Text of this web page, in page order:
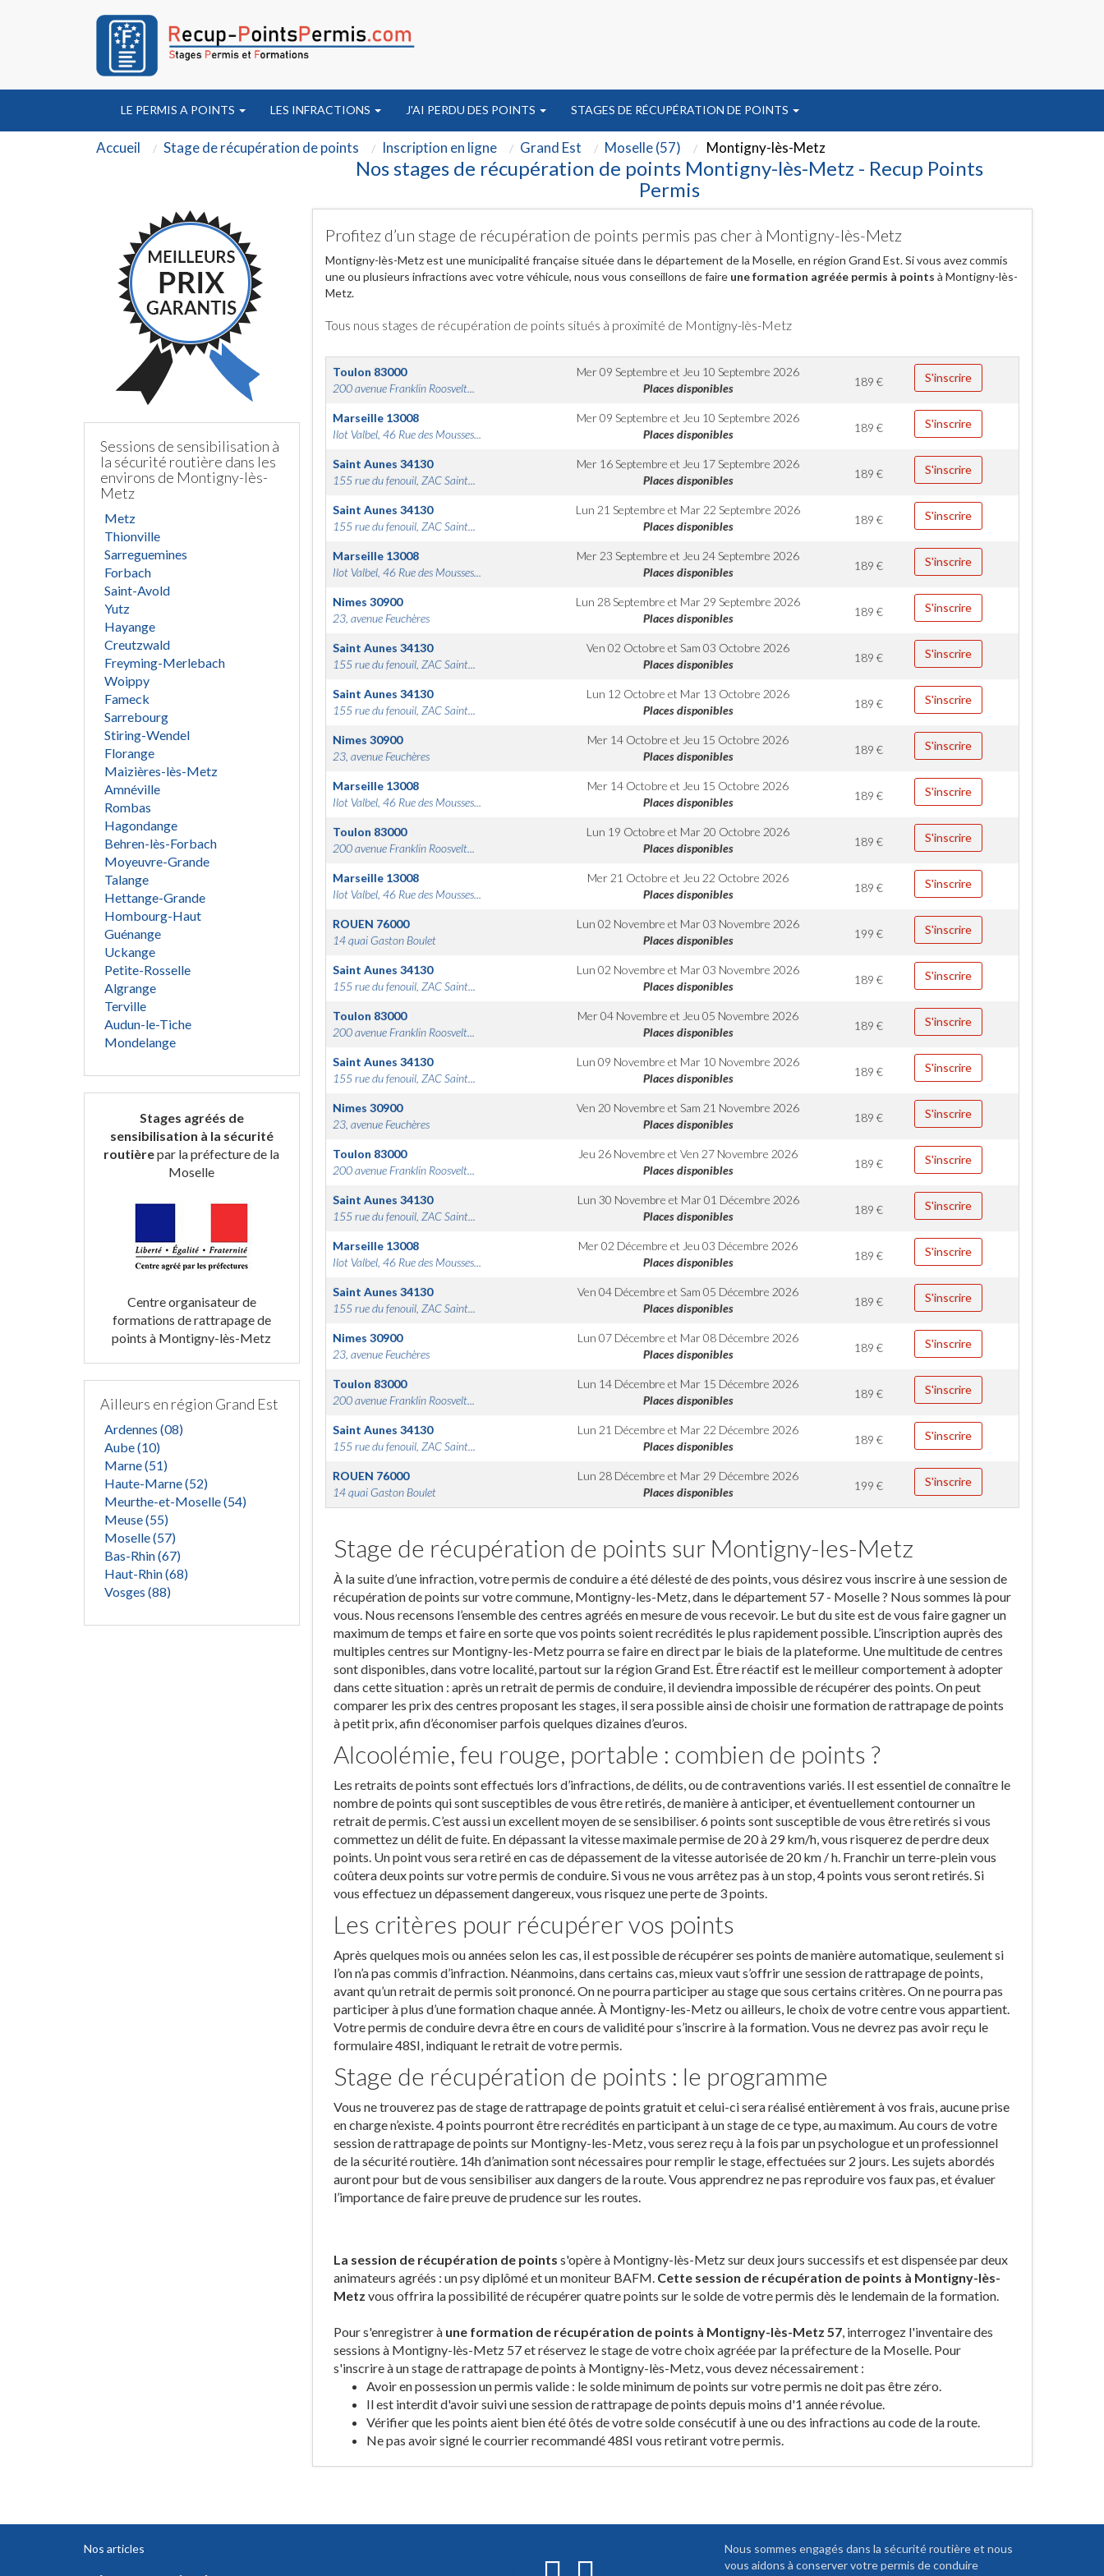
LE PERMIS A POINTS LES INFRACTIONS J'AI PERDU DES POINTS STAGES DE RÉCUPÉRATION DE POINTS
Accueil Stage de récupération de points Inscription en ligne Grand Est Moselle (57) Montigny-lès-Metz
Nos stages de récupération de points Montigny-lès-Metz - Recup Points
Permis
Sessions de sensibilisation à
la sécurité routière dans les
environs de Montigny-lès-
Metz
Metz
Thionville
Sarreguemines
Forbach
Saint-Avold
Yutz
Hayange
Creutzwald
Freyming-Merlebach
Woippy
Fameck
Sarrebourg
Stiring-Wendel
Florange
Maizières-lès-Metz
Amnéville
Rombas
Hagondange
Behren-lès-Forbach
Moyeuvre-Grande
Talange
Hettange-Grande
Hombourg-Haut
Guénange
Uckange
Petite-Rosselle
Algrange
Terville
Audun-le-Tiche
Mondelange
Stages agréés de
sensibilisation à la sécurité
routièrepar la préfecture de la
Moselle
Centre organisateur de
formations de rattrapage de
points à Montigny-lès-Metz
Ailleurs en région Grand Est
Ardennes (08)
Aube (10)
Marne (51)
Haute-Marne (52)
Meurthe-et-Moselle (54)
Meuse (55)
Moselle (57)
Bas-Rhin (67)
Haut-Rhin (68)
Vosges (88)
Profitez d’un stage de récupération de points permis pas cher à Montigny-lès-Metz
Montigny-lès-Metz est une municipalité française située dans le département de la Moselle, en région Grand Est. Si vous avez commis
une ou plusieurs infractions avec votre véhicule, nous vous conseillons de faire une formation agréée permis à points à Montigny-lès-
Metz.
Tous nous stages de récupération de points situés à proximité de Montigny-lès-Metz
Toulon 83000
200 avenue Franklin Roosvelt...
Mer 09 Septembre et Jeu 10 Septembre 2026
Places disponibles
189€ S'inscrire
Marseille 13008
Ilot Valbel, 46 Rue des Mousses...
Mer 09 Septembre et Jeu 10 Septembre 2026
Places disponibles
189€ S'inscrire
Saint Aunes 34130
155 rue du fenouil, ZAC Saint...
Mer 16 Septembre et Jeu 17 Septembre 2026
Places disponibles
189€ S'inscrire
Saint Aunes 34130
155 rue du fenouil, ZAC Saint...
Lun 21 Septembre et Mar 22 Septembre 2026
Places disponibles
189€ S'inscrire
Marseille 13008
Ilot Valbel, 46 Rue des Mousses...
Mer 23 Septembre et Jeu 24 Septembre 2026
Places disponibles
189€ S'inscrire
Nimes 30900
23, avenue Feuchères
Lun 28 Septembre et Mar 29 Septembre 2026
Places disponibles
189€ S'inscrire
Saint Aunes 34130
155 rue du fenouil, ZAC Saint...
Ven 02 Octobre etSam 03 Octobre 2026
Places disponibles
189€ S'inscrire
Saint Aunes 34130
155 rue du fenouil, ZAC Saint...
Lun 12 Octobre et Mar 13 Octobre 2026
Places disponibles
189€ S'inscrire
Nimes 30900
23, avenue Feuchères
Mer 14 Octobre et Jeu 15 Octobre 2026
Places disponibles
189€ S'inscrire
Marseille 13008
Ilot Valbel, 46 Rue des Mousses...
Mer 14 Octobre et Jeu 15 Octobre 2026
Places disponibles
189€ S'inscrire
Toulon 83000
200 avenue Franklin Roosvelt...
Lun 19 Octobre et Mar 20 Octobre 2026
Places disponibles
189€ S'inscrire
Marseille 13008
Ilot Valbel, 46 Rue des Mousses...
Mer 21 Octobre et Jeu 22 Octobre 2026
Places disponibles
189€ S'inscrire
ROUEN 76000
14 quai Gaston Boulet
Lun 02 Novembre et Mar 03 Novembre 2026
Places disponibles
199€ S'inscrire
Saint Aunes 34130
155 rue du fenouil, ZAC Saint...
Lun 02 Novembre et Mar 03 Novembre 2026
Places disponibles
189€ S'inscrire
Toulon 83000
200 avenue Franklin Roosvelt...
Mer 04 Novembre et Jeu 05 Novembre 2026
Places disponibles
189€ S'inscrire
Saint Aunes 34130
155 rue du fenouil, ZAC Saint...
Lun 09 Novembre et Mar 10 Novembre 2026
Places disponibles
189€ S'inscrire
Nimes 30900
23, avenue Feuchères
Ven 20 Novembre etSam 21 Novembre 2026
Places disponibles
189€ S'inscrire
Toulon 83000
200 avenue Franklin Roosvelt...
Jeu 26 Novembre etVen 27 Novembre 2026
Places disponibles
189€ S'inscrire
Saint Aunes 34130
155 rue du fenouil, ZAC Saint...
Lun 30 Novembre et Mar 01 Décembre 2026
Places disponibles
189€ S'inscrire
Marseille 13008
Ilot Valbel, 46 Rue des Mousses...
Mer 02 Décembre et Jeu 03 Décembre 2026
Places disponibles
189€ S'inscrire
Saint Aunes 34130
155 rue du fenouil, ZAC Saint...
Ven 04 Décembre etSam 05 Décembre 2026
Places disponibles
189€ S'inscrire
Nimes 30900
23, avenue Feuchères
Lun 07 Décembre et Mar 08 Décembre 2026
Places disponibles
189€ S'inscrire
Toulon 83000
200 avenue Franklin Roosvelt...
Lun 14 Décembre et Mar 15 Décembre 2026
Places disponibles
189€ S'inscrire
Saint Aunes 34130
155 rue du fenouil, ZAC Saint...
Lun 21 Décembre et Mar 22 Décembre 2026
Places disponibles
189€ S'inscrire
ROUEN 76000
14 quai Gaston Boulet
Lun 28 Décembre et Mar 29 Décembre 2026
Places disponibles
199€ S'inscrire
Stage de récupération de points sur Montigny-les-Metz
À la suite d’une infraction, votre permis de conduire a été délesté de des points, vous désirez vous inscrire à une session de
récupération de points sur votre commune, Montigny-les-Metz, dans le département 57 - Moselle ? Nous sommes là pour
vous. Nous recensons l’ensemble des centres agréés en mesure de vous recevoir. Le but du site est de vous faire gagner un
maximum de temps et faire en sorte que vos points soient recrédités le plus rapidement possible. L’inscription auprès des
multiples centres sur Montigny-les-Metz pourra se faire en direct par le biais de la plateforme. Une multitude de centres
sont disponibles, dans votre localité, partout sur la région Grand Est. Être réactif est le meilleur comportement à adopter
dans cette situation : après un retrait de permis de conduire, il deviendra impossible de récupérer des points. On peut
comparer les prix des centres proposant les stages, il sera possible ainsi de choisir une formation de rattrapage de points
à petit prix, afin d’économiser parfois quelques dizaines d’euros.
Alcoolémie, feu rouge, portable : combien de points ?
Les retraits de points sont effectués lors d’infractions, de délits, ou de contraventions variés. Il est essentiel de connaître le
nombre de points qui sont susceptibles de vous être retirés, de manière à anticiper, et éventuellement contourner un
retrait de permis. C’est aussi un excellent moyen de se sensibiliser. 6 points sont susceptible de vous être retirés si vous
commettez un délit de fuite. En dépassant la vitesse maximale permise de 20 à 29 km/h, vous risquerez de perdre deux
points. Un point vous sera retiré en cas de dépassement de la vitesse autorisée de 20 km / h. Franchir un terre-plein vous
coûtera deux points sur votre permis de conduire. Si vous ne vous arrêtez pas à un stop, 4 points vous seront retirés. Si
vous effectuez un dépassement dangereux, vous risquez une perte de 3 points.
Les critères pour récupérer vos points
Après quelques mois ou années selon les cas, il est possible de récupérer ses points de manière automatique, seulement si
l’on n’a pas commis d’infraction. Néanmoins, dans certains cas, mieux vaut s’offrir une session de rattrapage de points,
avant qu’un retrait de permis soit prononcé. On ne pourra participer au stage que sous certains critères. On ne pourra pas
participer à plus d’une formation chaque année. À Montigny-les-Metz ou ailleurs, le choix de votre centre vous appartient.
Votre permis de conduire devra être en cours de validité pour s’inscrire à la formation. Vous ne devrez pas avoir reçu le
formulaire 48SI, indiquant le retrait de votre permis.
Stage de récupération de points : le programme
Vous ne trouverez pas de stage de rattrapage de points gratuit et celui-ci sera réalisé entièrement à vos frais, aucune prise
en charge n’existe. 4 points pourront être recrédités en participant à un stage de ce type, au maximum. Au cours de votre
session de rattrapage de points sur Montigny-les-Metz, vous serez reçu à la fois par un psychologue et un professionnel
de la sécurité routière. 14h d’animation sont nécessaires pour remplir le stage, effectuées sur 2 jours. Les sujets abordés
auront pour but de vous sensibiliser aux dangers de la route. Vous apprendrez ne pas reproduire vos faux pas, et évaluer
l’importance de faire preuve de prudence sur les routes.
La session de récupération de points s'opère à Montigny-lès-Metz sur deux jours successifs et est dispensée par deux
animateurs agréés : un psy diplômé et un moniteur BAFM. Cette session de récupération de points à Montigny-lès-
Metz vous offrira la possibilité de récupérer quatre points sur le solde de votre permis dès le lendemain de la formation.
Pour s'enregistrer à une formation de récupération de points à Montigny-lès-Metz 57, interrogez l'inventaire des
sessions à Montigny-lès-Metz 57 et réservez le stage de votre choix agréée par la préfecture de la Moselle. Pour
s'inscrire à un stage de rattrapage de points à Montigny-lès-Metz, vous devez nécessairement :
Avoir en possession un permis valide : le solde minimum de points sur votre permis ne doit pas être zéro.
Il est interdit d'avoir suivi une session de rattrapage de points depuis moins d'1 année révolue.
Vérifier que les points aient bien été ôtés de votre solde consécutif à une ou des infractions au code de la route.
Ne pas avoir signé le courrier recommandé 48SI vous retirant votre permis.
Nos articles
Nous sommes engagés dans la sécurité routière et nous
vous aidons à conserver votre permis de conduire